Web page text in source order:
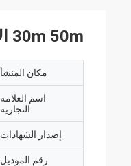
30m 50m الأحمر النقي شبكة أسلاك النحاس شاشة أداء تدريع جيد
مكان المنشأ
اسم العلامة
التجارية
إصدار الشهادات
رقم الموديل